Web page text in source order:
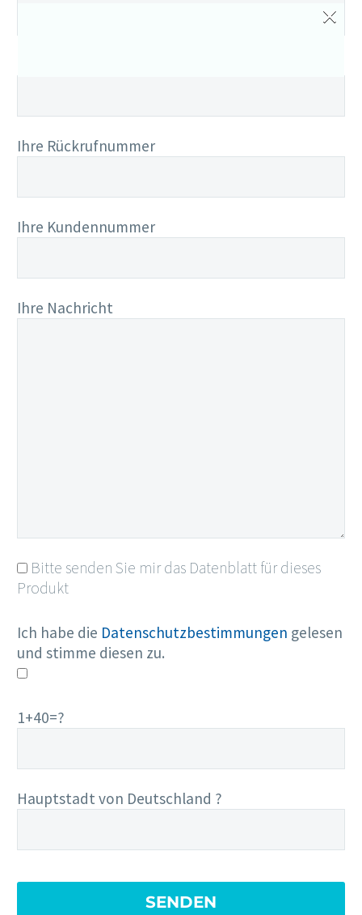
Ihre Rückrufnummer
Ihre Kundennummer
Ihre Nachricht
Bitte senden Sie mir das Datenblatt für dieses
Produkt
Ich habe die Datenschutzbestimmungen gelesen
und stimme diesen zu.
1+40=?
Hauptstadt von Deutschland ?
×